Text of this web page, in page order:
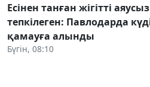
Есінен танған жігітті аяусыз
тепкілеген: Павлодарда
қамауға алынды
Бүгін, 08:10